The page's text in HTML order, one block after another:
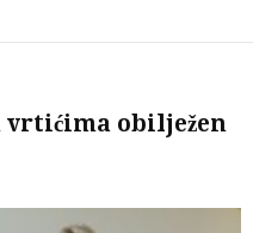
vrtićima obilježen